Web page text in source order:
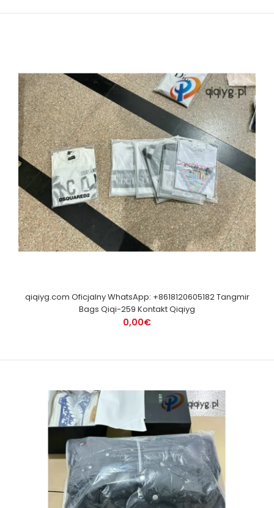
qiqiyg.com Oficjalny WhatsApp: +8618120605182 Tangmir
Bags Qiqi-259 Kontakt Qiqiyg
0,00€